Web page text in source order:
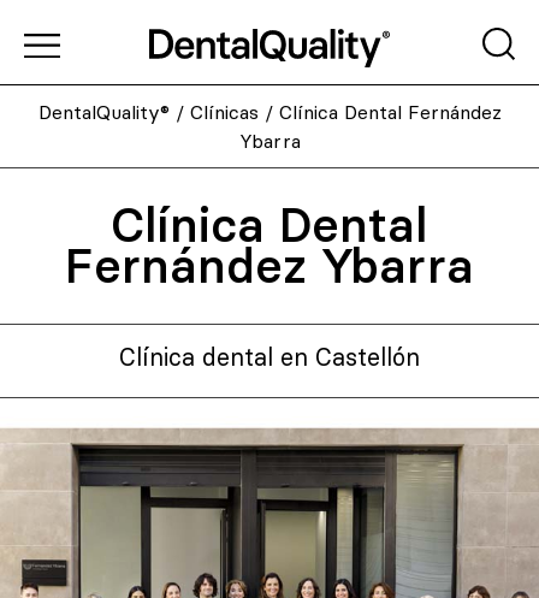
DentalQuality® / Clínicas / Clínica Dental Fernández
Ybarra
Clínica Dental
Fernández Ybarra
Clínica dental en Castellón